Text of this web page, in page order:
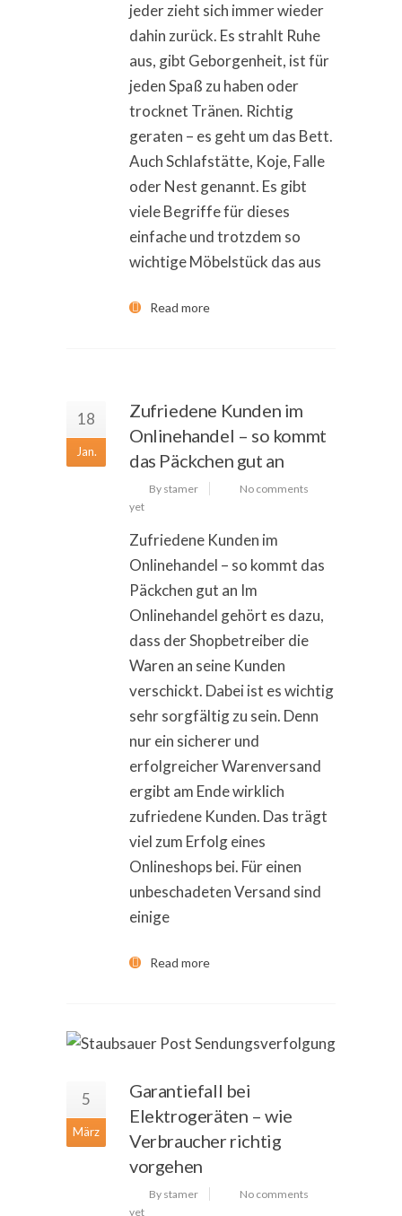
jeder zieht sich immer wieder
dahin zurück. Es strahlt Ruhe
aus, gibt Geborgenheit, ist für
jeden Spaß zu haben oder
trocknet Tränen. Richtig
geraten – es geht um das Bett.
Auch Schlafstätte, Koje, Falle
oder Nest genannt. Es gibt
viele Begriffe für dieses
einfache und trotzdem so
wichtige Möbelstück das aus
Read more
18
Jan.
Zufriedene Kunden im
Onlinehandel – so kommt
das Päckchen gut an
By stamer
No comments
yet
Zufriedene Kunden im
Onlinehandel – so kommt das
Päckchen gut an Im
Onlinehandel gehört es dazu,
dass der Shopbetreiber die
Waren an seine Kunden
verschickt. Dabei ist es wichtig
sehr sorgfältig zu sein. Denn
nur ein sicherer und
erfolgreicher Warenversand
ergibt am Ende wirklich
zufriedene Kunden. Das trägt
viel zum Erfolg eines
Onlineshops bei. Für einen
unbeschadeten Versand sind
einige
Read more
5
März
Garantiefall bei
Elektrogeräten – wie
Verbraucher richtig
vorgehen
By stamer
No comments
yet